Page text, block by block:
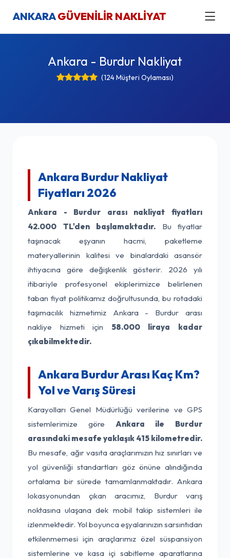
ANKARAGÜVENİLİR NAKLİYAT
Ankara - Burdur Nakliyat
(124 Müşteri Oylaması)
Ankara Burdur Nakliyat
Fiyatları 2026
Ankara - Burdur arası nakliyat fiyatları
42.000 TL'den başlamaktadır. Bu fiyatlar
taşınacak eşyanın hacmi, paketleme
materyallerinin kalitesi ve binalardaki asansör
ihtiyacına göre değişkenlik gösterir. 2026 yılı
itibariyle profesyonel ekiplerimizce belirlenen
taban fiyat politikamız doğrultusunda, bu rotadaki
taşımacılık hizmetimiz Ankara - Burdur arası
nakliye hizmeti için 58.000 liraya kadar
çıkabilmektedir.
Ankara Burdur Arası Kaç Km?
Yol ve Varış Süresi
Karayolları Genel Müdürlüğü verilerine ve GPS
sistemlerimize göre Ankara ile Burdur
arasındaki mesafe yaklaşık 415 kilometredir.
Bu mesafe, ağır vasıta araçlarımızın hız sınırları ve
yol güvenliği standartları göz önüne alındığında
ortalama bir sürede tamamlanmaktadır. Ankara
lokasyonundan çıkan aracımız, Burdur varış
noktasına ulaşana dek mobil takip sistemleri ile
izlenmektedir. Yol boyunca eşyalarınızın sarsıntıdan
etkilenmemesi için araçlarımız özel süspansiyon
sistemlerine ve kasa içi sabitleme aparatlarına